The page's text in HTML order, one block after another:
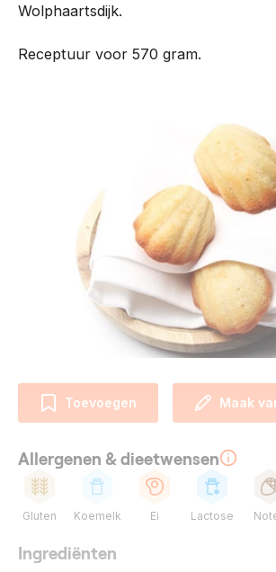
Wolphaartsdijk.
Receptuur voor 570 gram.
Toevoegen Maak
Allergenen & dieetwensen
Gluten Koemelk Ei Lactose
Ingrediënten